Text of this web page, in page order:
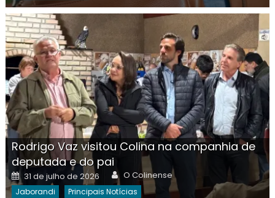
Rodrigo Vaz visitou Colina na companhia de
deputada e do pai
Posted
on
31 de julho de 2026 Author
O Colinense
Jaborandi Principais Notícias